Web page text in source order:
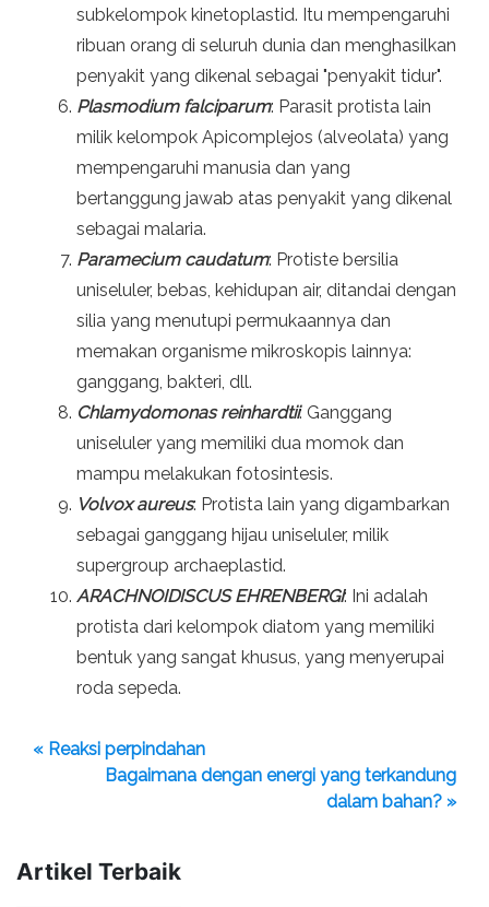
subkelompok kinetoplastid. Itu mempengaruhi
ribuan orang di seluruh dunia dan menghasilkan
penyakit yang dikenal sebagai "penyakit tidur".
Plasmodium falciparum: Parasit protista lain
milik kelompok Apicomplejos (alveolata) yang
mempengaruhi manusia dan yang
bertanggung jawab atas penyakit yang dikenal
sebagai malaria.
Paramecium caudatum: Protiste bersilia
uniseluler, bebas, kehidupan air, ditandai dengan
silia yang menutupi permukaannya dan
memakan organisme mikroskopis lainnya:
ganggang, bakteri, dll.
Chlamydomonas reinhardtii: Ganggang
uniseluler yang memiliki dua momok dan
mampu melakukan fotosintesis.
Volvox aureus: Protista lain yang digambarkan
sebagai ganggang hijau uniseluler, milik
supergroup archaeplastid.
ARACHNOIDISCUS EHRENBERGI: Ini adalah
protista dari kelompok diatom yang memiliki
bentuk yang sangat khusus, yang menyerupai
roda sepeda.
« Reaksi perpindahan
Bagaimana dengan energi yang terkandung
dalam bahan? »
Artikel Terbaik